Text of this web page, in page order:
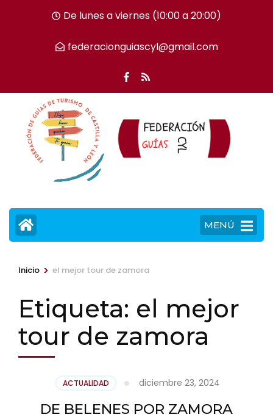
tecla
De lunes a viernes (10:00 a 20:00)
federacionguiascyl@gmail.com
MENÚ
Inicio > el mejor tour de zamora
Etiqueta: el mejor
tour de zamora
ACTUALIDAD diciembre 23, 2024
DE BELENES POR ZAMORA